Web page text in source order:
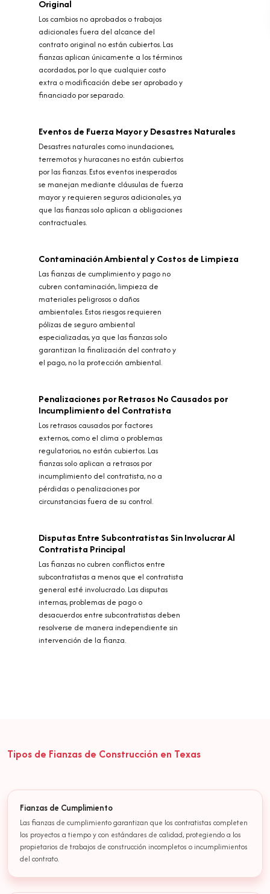
Original
Los cambios no aprobados o trabajos
adicionales fuera del alcance del
contrato original no están cubiertos. Las
fianzas aplican únicamente a los términos
acordados, por lo que cualquier costo
extra o modificación debe ser aprobado y
financiado por separado.
Eventos de Fuerza Mayor y Desastres Naturales
Desastres naturales como inundaciones,
terremotos y huracanes no están cubiertos
por las fianzas. Estos eventos inesperados
se manejan mediante cláusulas de fuerza
mayor y requieren seguros adicionales, ya
que las fianzas solo aplican a obligaciones
contractuales.
Contaminación Ambiental y Costos de Limpieza
Las fianzas de cumplimiento y pago no
cubren contaminación, limpieza de
materiales peligrosos o daños
ambientales. Estos riesgos requieren
pólizas de seguro ambiental
especializadas, ya que las fianzas solo
garantizan la finalización del contrato y
el pago, no la protección ambiental.
Penalizaciones por Retrasos No Causados por
Incumplimiento del Contratista
Los retrasos causados por factores
externos, como el clima o problemas
regulatorios, no están cubiertos. Las
fianzas solo aplican a retrasos por
incumplimiento del contratista, no a
pérdidas o penalizaciones por
circunstancias fuera de su control.
Disputas Entre Subcontratistas Sin Involucrar Al
Contratista Principal
Las fianzas no cubren conflictos entre
subcontratistas a menos que el contratista
general esté involucrado. Las disputas
internas, problemas de pago o
desacuerdos entre subcontratistas deben
resolverse de manera independiente sin
intervención de la fianza.
Tipos de Fianzas de Construcción en Texas
Fianzas de Cumplimiento
Las fianzas de cumplimiento garantizan que los contratistas completen
los proyectos a tiempo y con estándares de calidad, protegiendo a los
propietarios de trabajos de construcción incompletos o incumplimientos
del contrato.